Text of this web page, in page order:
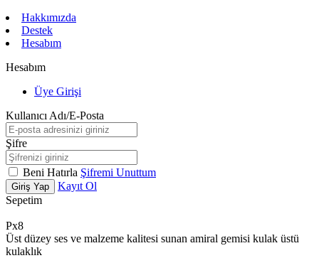
Hakkımızda
Destek
Hesabım
Hesabım
Üye Girişi
Kullanıcı Adı/E-Posta
Şifre
Beni Hatırla Şifremi Unuttum
Giriş Yap
Kayıt Ol
Sepetim
Px8
Üst düzey ses ve malzeme kalitesi sunan amiral gemisi kulak üstü
kulaklık